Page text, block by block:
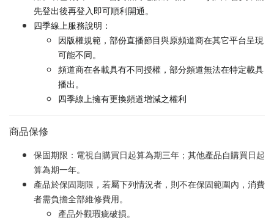
先登出後再登入即可順利開通。
四季線上服務說明：
因版權規範，部份直播節目與原頻道商在其它平台呈現
可能不同。
頻道商在各載具有不同授權，部分頻道無法在特定載具
播出。
四季線上擁有更換頻道增減之權利
商品保修
保固期限：電視自購買日起算為期三年；其他產品自購買日起
算為期一年。
產品於保固期限，若屬下列情況者，則不在保固範圍內，消費
者需負擔全部維修費用。
產品外觀瑕疵破損。